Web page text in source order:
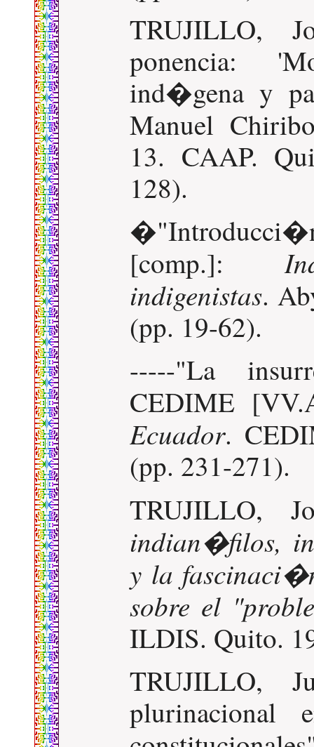
TRUJILLO,
ponencia:
ind�gena y
Manuel
13. CAAP.
128).
[comp.]:
indigenistas.
(pp. 19-62).
-----"La
CEDIME
Ecuador.
(pp. 231-271).
TRUJILLO,
indian�filos,
y la
sobre el
ILDIS. Quito.
TRUJILLO,
plurinacional